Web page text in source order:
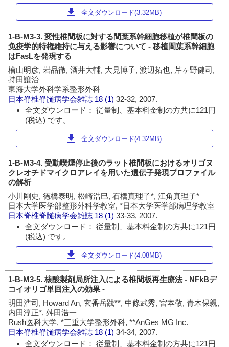
download 全文ダウンロード(3.32MB)
1-B-M3-3. 変性椎間板に対する間葉系幹細胞移植が椎間板の
免疫学的特権維持に与える影響について - 移植間葉系幹細胞
はFasLを発現する
檜山明彦, 岩品徹, 酒井大輔, 大見博子, 渡辺拓也, 芹ヶ野健司,
持田讓治
東海大学外科学系整形外科
日本脊椎脊髄病学会雑誌 18 (1)32-32, 2007.
全文ダウンロード： 従量制、基本料金制の方共に121円
(税込) です。
download 全文ダウンロード(4.32MB)
1-B-M3-4. 受動喫煙停止後のラット椎間板におけるオリゴヌ
クレオチドマイクロアレイを用いた遺伝子発現プロファイル
の解析
小川剛史, 徳橋泰明, 松崎浩巳, 石橋真理子*, 江角真理子*
日本大学医学部整形外科学教室, *日本大学医学部病理学教室
日本脊椎脊髄病学会雑誌 18 (1)33-33, 2007.
全文ダウンロード： 従量制、基本料金制の方共に121円
(税込) です。
download 全文ダウンロード(4.08MB)
1-B-M3-5. 核酸製剤局所注入による椎間板再生療法 - NFkBデ
コイオリゴ単回注入の効果 -
明田浩司, Howard An, 玄番岳践**, 中條武秀, 宮本敬, 青木保親,
内田淳正*, 舛田浩一
Rush医科大学, *三重大学整形外科, **AnGes MG Inc.
日本脊椎脊髄病学会雑誌 18 (1)34-34, 2007.
全文ダウンロード： 従量制、基本料金制の方共に121円